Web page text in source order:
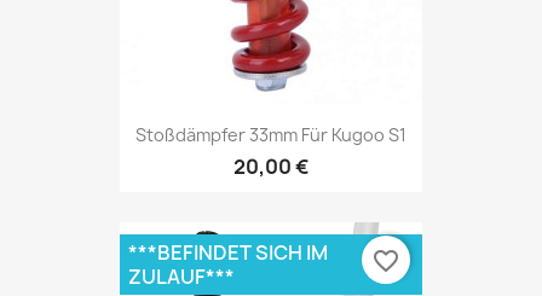
Stoßdämpfer 33mm Für Kugoo S1
20,00 €
***BEFINDET SICH IM
ZULAUF***
favorite_border